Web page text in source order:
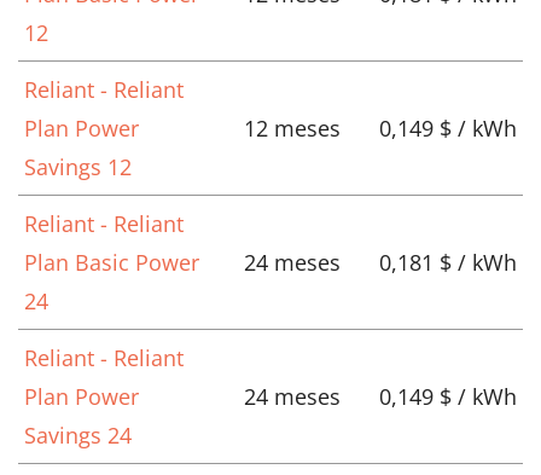
12
Reliant - Reliant
Plan Power
Savings 12
12 meses 0,149 $ / kWh
Reliant - Reliant
Plan Basic Power
24
24 meses 0,181 $ / kWh
Reliant - Reliant
Plan Power
Savings 24
24 meses 0,149 $ / kWh